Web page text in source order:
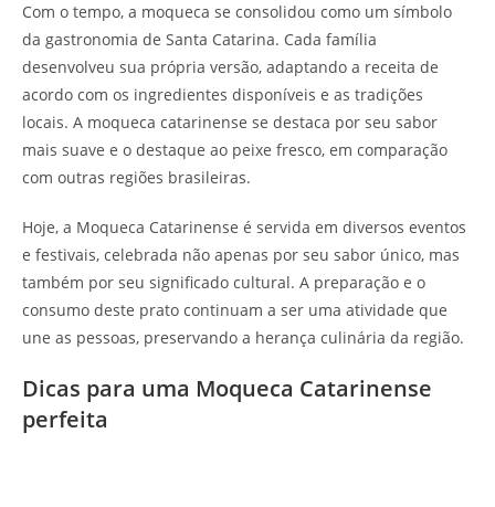
Com o tempo, a moqueca se consolidou como um símbolo
da gastronomia de Santa Catarina. Cada família
desenvolveu sua própria versão, adaptando a receita de
acordo com os ingredientes disponíveis e as tradições
locais. A moqueca catarinense se destaca por seu sabor
mais suave e o destaque ao peixe fresco, em comparação
com outras regiões brasileiras.
Hoje, a Moqueca Catarinense é servida em diversos eventos
e festivais, celebrada não apenas por seu sabor único, mas
também por seu significado cultural. A preparação e o
consumo deste prato continuam a ser uma atividade que
une as pessoas, preservando a herança culinária da região.
Dicas para uma Moqueca Catarinense
perfeita